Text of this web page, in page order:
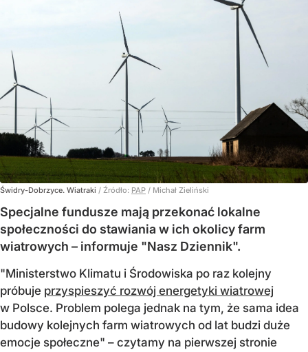
Świdry-Dobrzyce. Wiatraki / Źródło: PAP / Michał Zieliński
Specjalne fundusze mają przekonać lokalne
społeczności do stawiania w ich okolicy farm
wiatrowych – informuje "Nasz Dziennik".
"Ministerstwo Klimatu i Środowiska po raz kolejny
próbuje przyspieszyć rozwój energetyki wiatrowej
w Polsce. Problem polega jednak na tym, że sama idea
budowy kolejnych farm wiatrowych od lat budzi duże
emocje społeczne" – czytamy na pierwszej stronie